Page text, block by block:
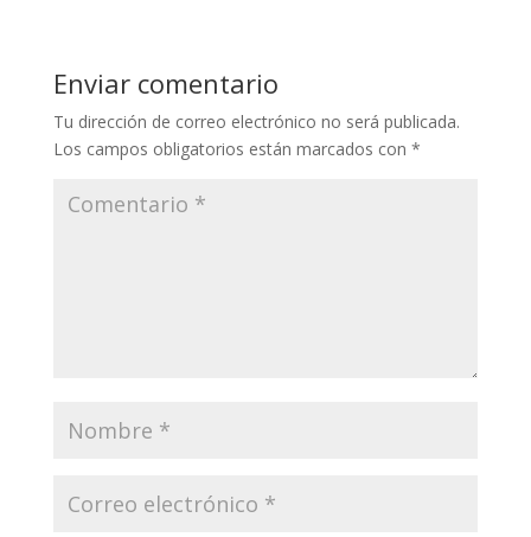
Enviar comentario
Tu dirección de correo electrónico no será publicada.
Los campos obligatorios están marcados con *